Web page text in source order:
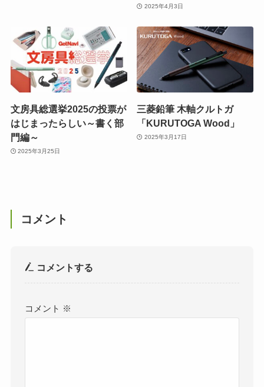
2025年4月3日
文房具総選挙2025の投票が
はじまったらしい～書く部
門編～
2025年3月25日
三菱鉛筆 木軸クルトガ
「KURUTOGA Wood」
2025年3月17日
コメント
コメントする
コメント ※